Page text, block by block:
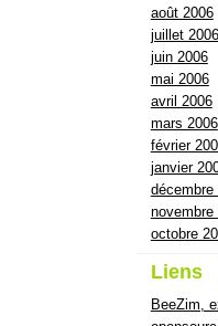
août 2006
juillet 2006
juin 2006
mai 2006
avril 2006
mars 2006
février
janvier
décembre
novembre
octobre
Liens
BeeZim,